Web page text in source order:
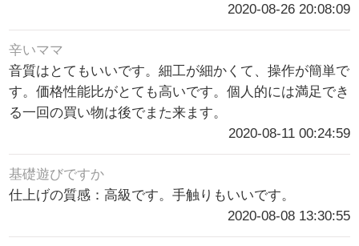
2020-08-26 20:08:09
辛いママ
音質はとてもいいです。細工が細かくて、操作が簡単で
す。価格性能比がとても高いです。個人的には満足でき
る一回の買い物は後でまた来ます。
2020-08-11 00:24:59
基礎遊びですか
仕上げの質感：高級です。手触りもいいです。
2020-08-08 13:30:55